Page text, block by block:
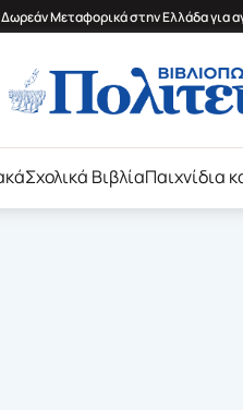
Δωρεάν Μεταφορικά στην Ελλάδα για
Σχολικά ΒιβλίαΠαιχνίδια